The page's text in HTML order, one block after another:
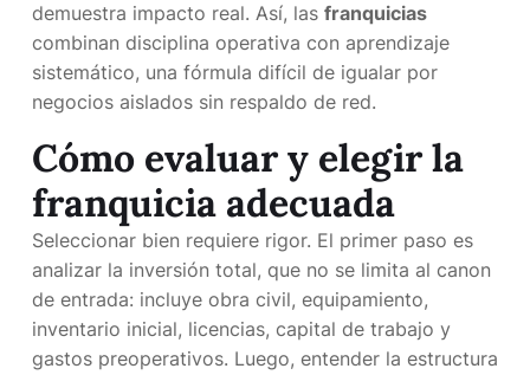
demuestra impacto real. Así, las franquicias
combinan disciplina operativa con aprendizaje
sistemático, una fórmula difícil de igualar por
negocios aislados sin respaldo de red.
Cómo evaluar y elegir la
franquicia adecuada
Seleccionar bien requiere rigor. El primer paso es
analizar la inversión total, que no se limita al canon
de entrada: incluye obra civil, equipamiento,
inventario inicial, licencias, capital de trabajo y
gastos preoperativos. Luego, entender la estructura